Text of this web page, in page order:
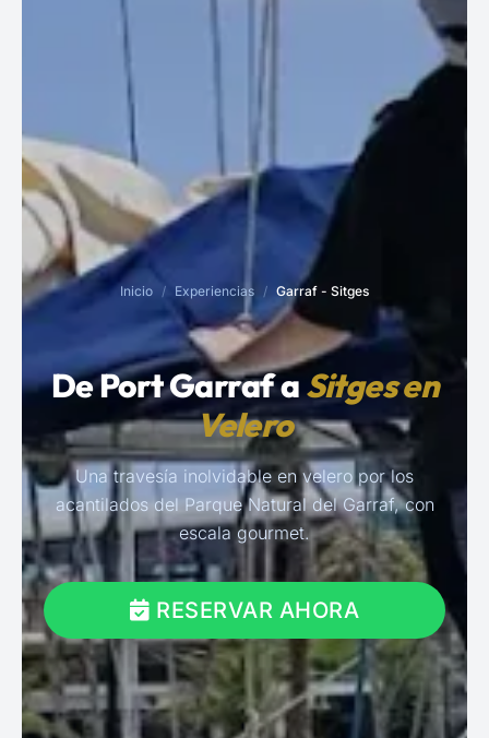
Inicio / Experiencias / Garraf - Sitges
De Port Garraf aSitges en
Velero
Una travesía inolvidable en velero por los
acantilados del Parque Natural del Garraf, con
escala gourmet.
RESERVAR AHORA